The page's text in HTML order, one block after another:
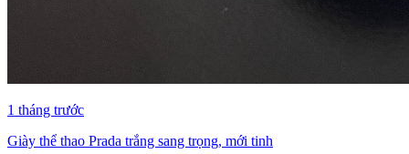
1 tháng trước
Giày thể thao Prada trắng sang trọng, mới tinh